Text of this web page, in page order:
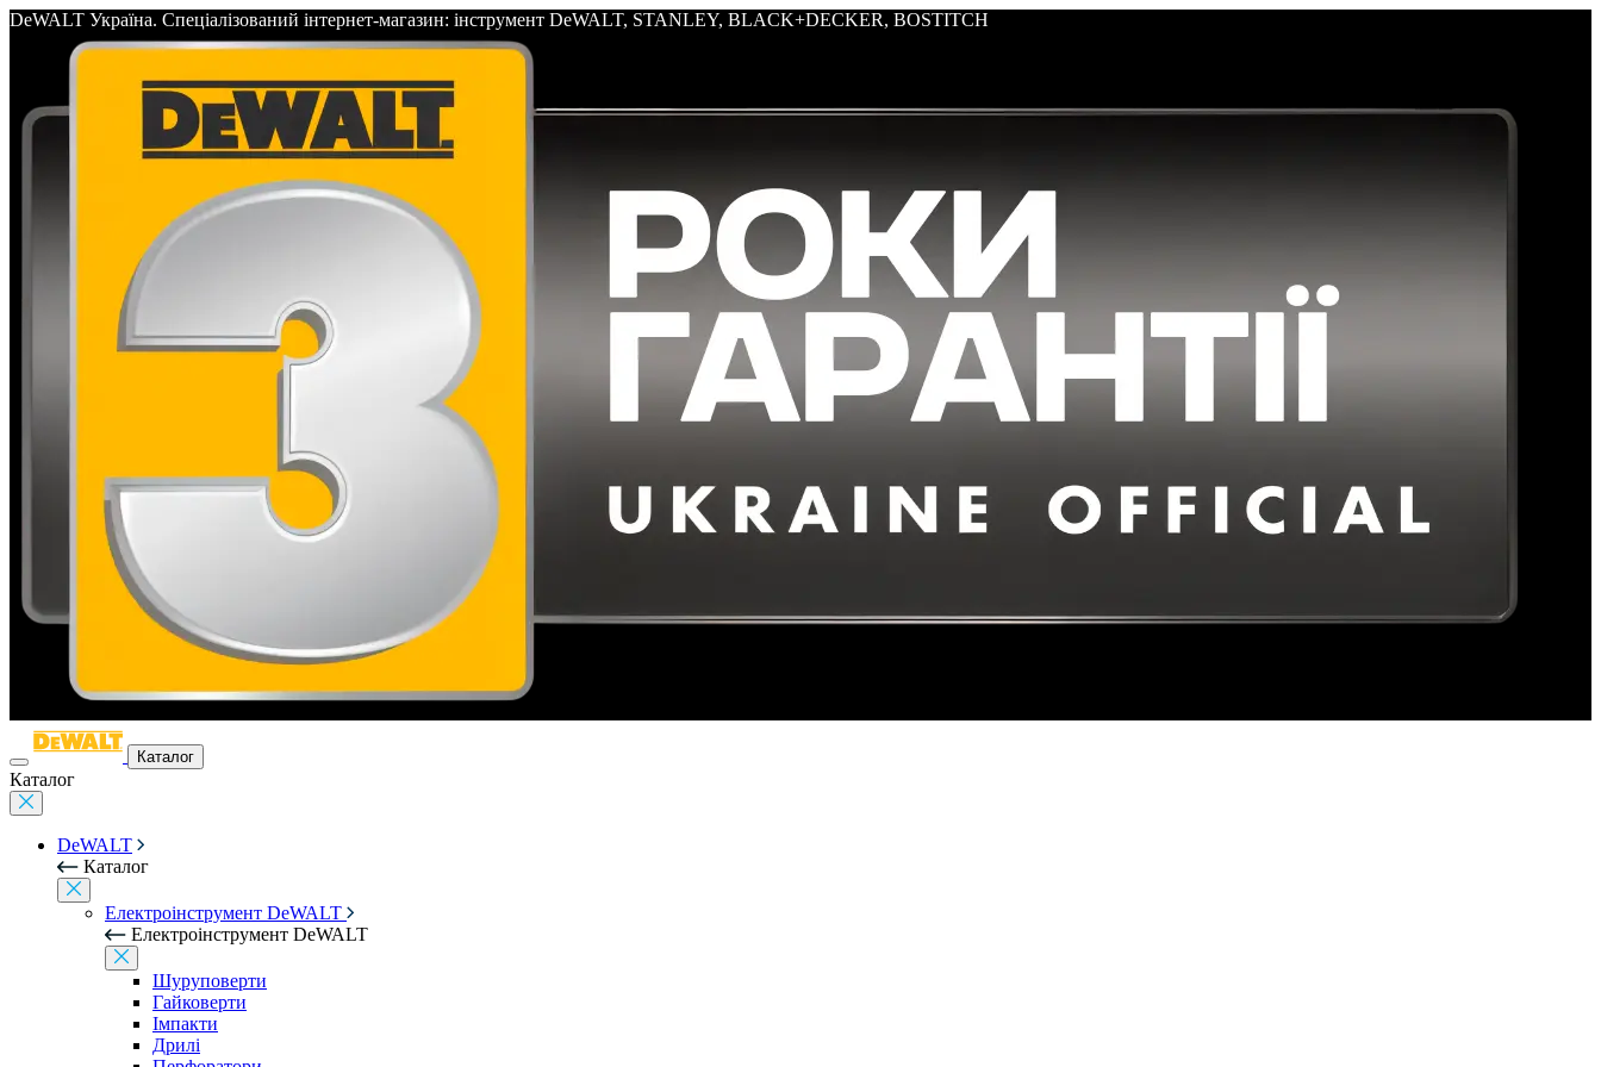
DeWALT Україна. Спеціалізований інтернет-магазин: інструмент DeWALT, STANLEY, BLACK+DECKER, BOSTITCH
Каталог
Каталог
DeWALT
Каталог
Електроінструмент DeWALT
Електроінструмент DeWALT
Шуруповерти
Гайковерти
Імпакти
Дрилі